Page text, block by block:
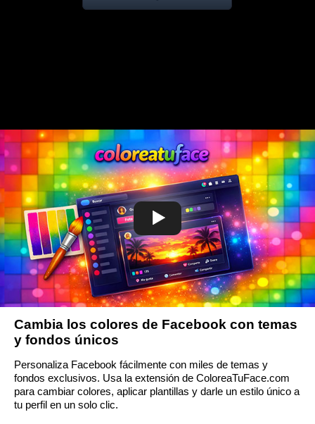
Cambia los colores de Facebook con temas
y fondos únicos
Personaliza Facebook fácilmente con miles de temas y
fondos exclusivos. Usa la extensión de ColoreaTuFace.com
para cambiar colores, aplicar plantillas y darle un estilo único a
tu perfil en un solo clic.